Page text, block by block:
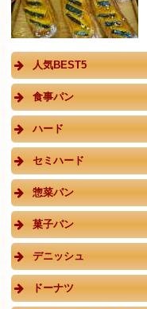
人気BEST5
食事パン
ハード
セミハード
惣菜パン
菓子パン
デニッシュ
ドーナツ